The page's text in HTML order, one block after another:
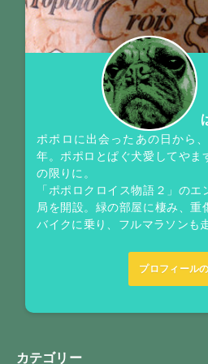
ポポロに出会ったあの日から
年。ポポロとぱぐ犬愛してやま
の限りに。
「ポポロクロイス物語２」の
局を開設。緑の部屋に棲み、重
バイクに乗り、フルマラソンも
プロフィール
カテゴリー